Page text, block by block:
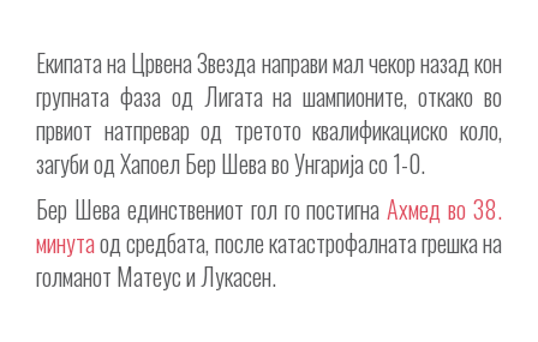
Екипата на Црвена Звезда направи мал чекор назад кон
групната фаза од Лигата на шампионите, откако во
првиот натпревар од третото квалификациско коло,
загуби од Хапоел Бер Шева во Унгарија со 1-0.
Бер Шева единствениот гол го постигнаАхмед во 38.
минутаод средбата, после катастрофалната грешка на
голманот Матеус и Лукасен.